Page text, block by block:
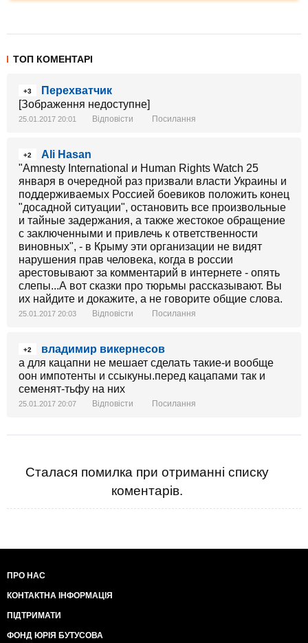
ТОП КОМЕНТАРІ
+3
Перехватчик
[Зображення недоступне]
25.01.2017 20:01 Відповісти Посилання
+2
Ali Hasan
"Amnesty International и Human Rights Watch 25
января в очередной раз призвали власти Украины и
поддерживаемых Россией боевиков положить конец
"досадной ситуации", остановить все произвольные
и тайные задержания, а также жестокое обращение
с заключенными и привлечь к ответственности
виновных", - в Крыму эти организации не видят
нарушения прав человека, когда в россии
арестовывают за комментарий в интернете - опять
слепы...А вот сказки про тюрьмы рассказывают. Вы
их найдите и докажите, а не говорите общие слова.
25.01.2017 20:03 Відповісти Посилання
+2
владимир викернесов
а для кацапни не мешает сделать такие-и вообще
оон импотенты и ссыкуны.перед кацапами так и
семенят-тьфу на них
25.01.2017 20:07 Відповісти Посилання
Сталася помилка при отриманні списку
коментарів.
ПРО НАС
КОНТАКТНА ІНФОРМАЦІЯ
ПІДТРИМАТИ
ФОНД ЮРІЯ БУТУСОВА